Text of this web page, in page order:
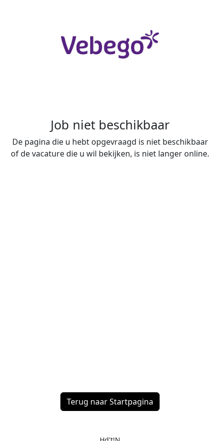
Job niet beschikbaar
De pagina die u hebt opgevraagd is niet beschikbaar
of de vacature die u wil bekijken, is niet langer online.
Terug naar Startpagina